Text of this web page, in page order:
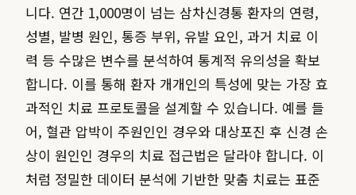
니다. 연간 1,000명이 넘는 삼차신경통 환자의 연령,
성별, 발병 원인, 통증 부위, 유발 요인, 과거 치료 이
력 등 수많은 변수를 분석하여 통계적 유의성을 확보
합니다. 이를 통해 환자 개개인의 특성에 맞는 가장 효
과적인 치료 프로토콜을 설계할 수 있습니다. 예를 들
어, 혈관 압박이 주원인인 경우와 대상포진 후 신경 손
상이 원인인 경우의 치료 접근법은 달라야 합니다. 이
처럼 정밀한 데이터 분석에 기반한 맞춤 치료는 표준